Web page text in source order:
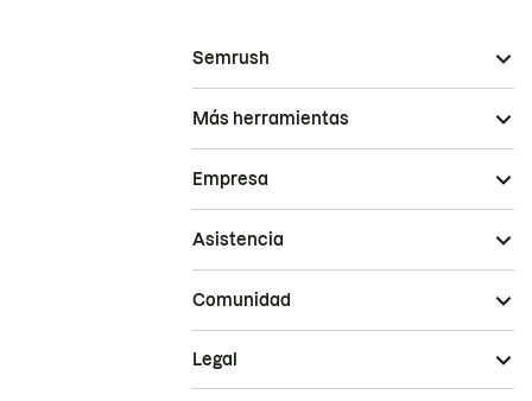
Semrush
Más herramientas
Empresa
Asistencia
Comunidad
Legal